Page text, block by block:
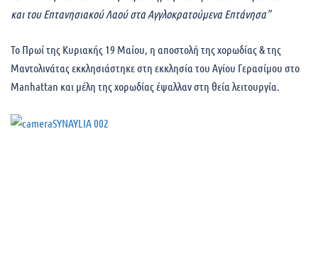
και του Επτανησιακού Λαού στα Αγγλοκρατούμενα Επτάνησα”
Το Πρωί της Κυριακής 19 Μαίου, η αποστολή της χορωδίας & της
Μαντολινάτας εκκλησιάστηκε στη εκκλησία του Αγίου Γερασίμου στο
Manhattan και μέλη της χορωδίας έψαλλαν στη θεία λειτουργία.